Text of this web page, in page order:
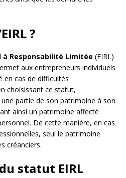
?
Responsabilité Limitée (EIRL)
aux entrepreneurs individuels
en cas de difficultés
choisissant ce statut,
partie de son patrimoine à son
ainsi un patrimoine affecté
De cette manière, en cas
seul le patrimoine
créanciers.
statut EIRL